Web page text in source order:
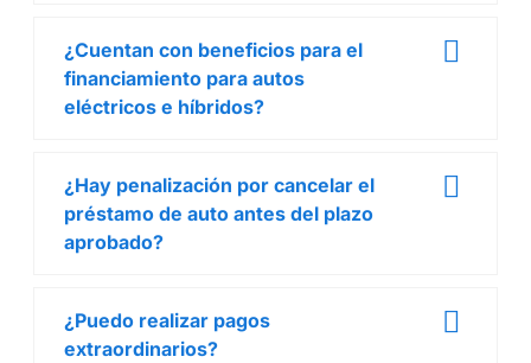
¿Cuentan con beneficios para el
financiamiento para autos
eléctricos e híbridos?
¿Hay penalización por cancelar el
préstamo de auto antes del plazo
aprobado?
¿Puedo realizar pagos
extraordinarios?